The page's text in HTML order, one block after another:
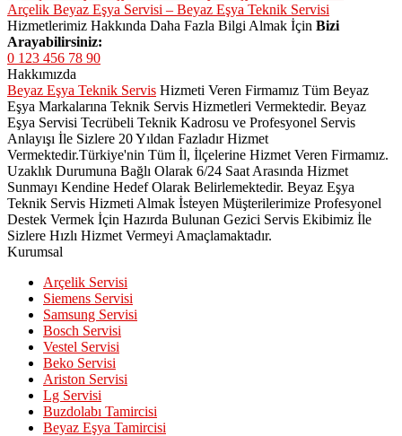
Arçelik Beyaz Eşya Servisi – Beyaz Eşya Teknik Servisi
Hizmetlerimiz Hakkında Daha Fazla Bilgi Almak İçin Bizi
Arayabilirsiniz:
0 123 456 78 90
Hakkımızda
Beyaz Eşya Teknik Servis Hizmeti Veren Firmamız Tüm Beyaz
Eşya Markalarına Teknik Servis Hizmetleri Vermektedir. Beyaz
Eşya Servisi Tecrübeli Teknik Kadrosu ve Profesyonel Servis
Anlayışı İle Sizlere 20 Yıldan Fazladır Hizmet
Vermektedir.Türkiye'nin Tüm İl, İlçelerine Hizmet Veren Firmamız.
Uzaklık Durumuna Bağlı Olarak 6/24 Saat Arasında Hizmet
Sunmayı Kendine Hedef Olarak Belirlemektedir. Beyaz Eşya
Teknik Servis Hizmeti Almak İsteyen Müşterilerimize Profesyonel
Destek Vermek İçin Hazırda Bulunan Gezici Servis Ekibimiz İle
Sizlere Hızlı Hizmet Vermeyi Amaçlamaktadır.
Kurumsal
Arçelik Servisi
Siemens Servisi
Samsung Servisi
Bosch Servisi
Vestel Servisi
Beko Servisi
Ariston Servisi
Lg Servisi
Buzdolabı Tamircisi
Beyaz Eşya Tamircisi